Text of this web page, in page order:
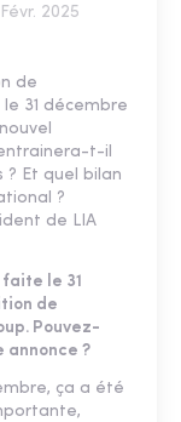
2025
de
31 décembre
t-il
? Et quel bilan
?
de LIA
le 31
de
Pouvez-
annonce ?
ça a été